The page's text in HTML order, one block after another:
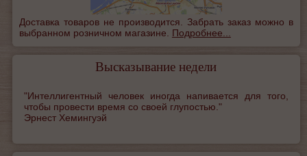
Доставка товаров не производится. Забрать заказ можно в
выбранном розничном магазине. Подробнее...
Высказывание недели
"Интеллигентный человек иногда напивается для того,
чтобы провести время со своей глупостью."
Эрнест Хемингуэй